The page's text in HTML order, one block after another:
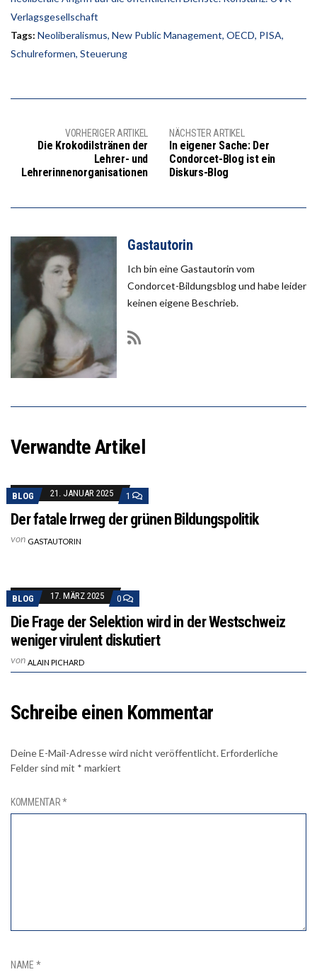
Verlagsgesellschaft
Tags: Neoliberalismus, New Public Management, OECD, PISA,
Schulreformen, Steuerung
VORHERIGER ARTIKEL
Die Krokodilstränen der
Lehrer- und
Lehrerinnenorganisationen
NÄCHSTER ARTIKEL
In eigener Sache: Der
Condorcet-Blog ist ein
Diskurs-Blog
Gastautorin
Ich bin eine Gastautorin vom
Condorcet-Bildungsblog und habe leider
keinen eigene Beschrieb.
Verwandte Artikel
BLOG 21. JANUAR 2025 1
Der fatale Irrweg der grünen Bildungspolitik
von GASTAUTORIN
BLOG 17. MÄRZ 2025 0
Die Frage der Selektion wird in der Westschweiz
weniger virulent diskutiert
von ALAIN PICHARD
Schreibe einen Kommentar
Deine E-Mail-Adresse wird nicht veröffentlicht.Erforderliche
Felder sind mit * markiert
KOMMENTAR*
NAME *